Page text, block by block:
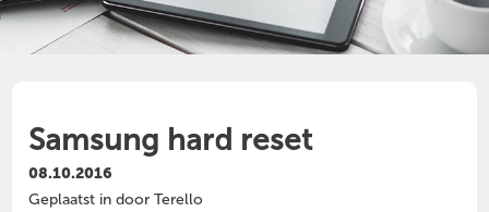
Samsung hard reset
08.10.2016
Geplaatst in door Terello